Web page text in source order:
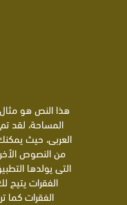
هذا النص هو
المساحة، لقد
العربى، حيث
من النصوص
التى يولدها
الفقرات يتيح
الفقرات كما